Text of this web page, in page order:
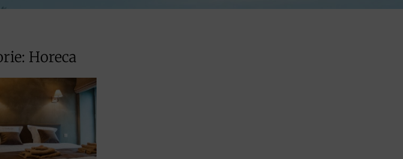
Horeca